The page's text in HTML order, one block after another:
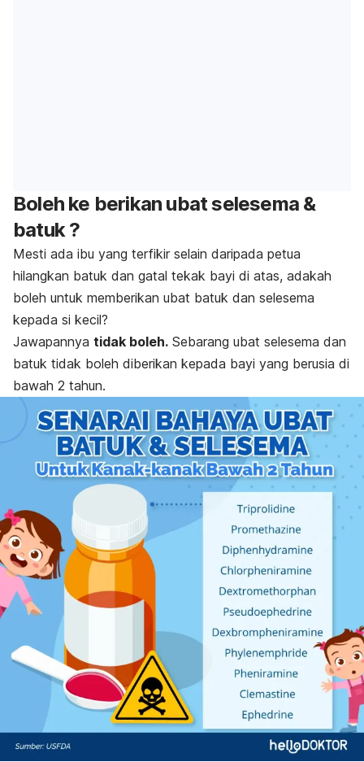
Boleh ke berikan ubat selesema &
batuk ?
Mesti ada ibu yang terfikir selain daripada petua
hilangkan batuk dan gatal tekak bayi di atas, adakah
boleh untuk memberikan ubat batuk dan selesema
kepada si kecil?
Jawapannya tidak boleh. Sebarang ubat selesema dan
batuk tidak boleh diberikan kepada bayi yang berusia di
bawah 2 tahun.